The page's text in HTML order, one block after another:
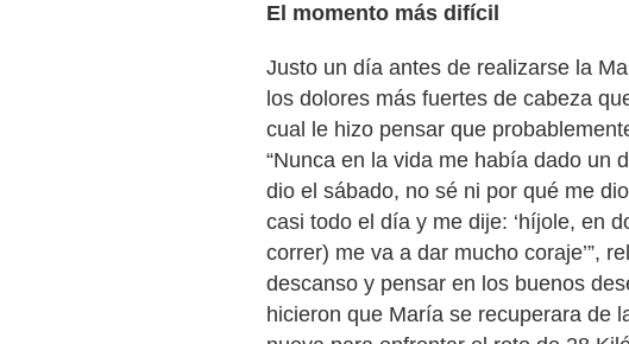
El momento más difícil
Justo un día antes de realizarse la
los dolores más fuertes de cabeza
cual le hizo pensar que
“Nunca en la vida me había dado un
dio el sábado, no sé ni por qué me
casi todo el día y me dije: ‘híjole, en
correr) me va a dar mucho coraje’”,
descanso y pensar en los buenos
hicieron que María se recuperara de